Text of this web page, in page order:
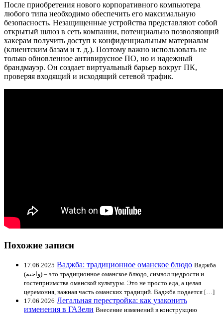
После приобретения нового корпоративного компьютера
любого типа необходимо обеспечить его максимальную
безопасность. Незащищенные устройства представляют собой
открытый шлюз в сеть компании, потенциально позволяющий
хакерам получить доступ к конфиденциальным материалам
(клиентским базам и т. д.). Поэтому важно использовать не
только обновленное антивирусное ПО, но и надежный
брандмауэр. Он создает виртуальный барьер вокруг ПК,
проверяя входящий и исходящий сетевой трафик.
Похожие записи
17.06.2025 Ваджба: традиционное оманское блюдо Ваджба
(واجبة) – это традиционное оманское блюдо, символ щедрости и
гостеприимства оманской культуры. Это не просто еда, а целая
церемония, важная часть оманских традиций. Ваджба подается […]
17.06.2026 Легальная перестройка: как узаконить
изменения в ГАЗели Внесение изменений в конструкцию